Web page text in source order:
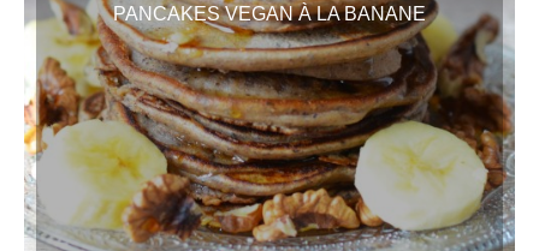
PANCAKES VEGAN À LA BANANE